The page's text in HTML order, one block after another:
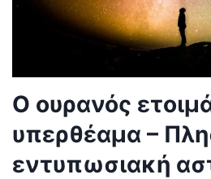
Ο ουρανός
υπερθέαμα –
εντυπωσιακή